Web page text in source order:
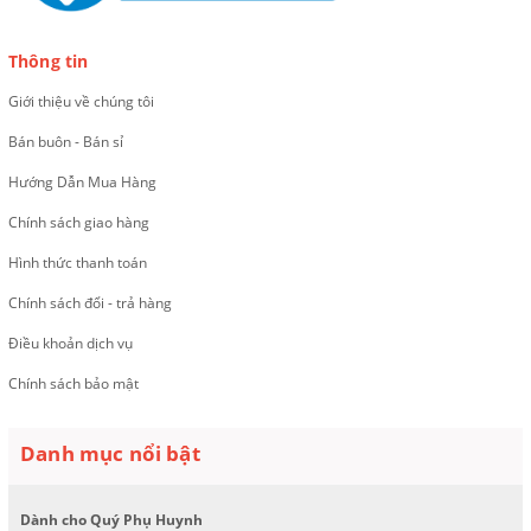
Thông tin
Giới thiệu về chúng tôi
Bán buôn - Bán sỉ
Hướng Dẫn Mua Hàng
Chính sách giao hàng
Hình thức thanh toán
Chính sách đổi - trả hàng
Điều khoản dịch vụ
Chính sách bảo mật
Danh mục nổi bật
Dành cho Quý Phụ Huynh